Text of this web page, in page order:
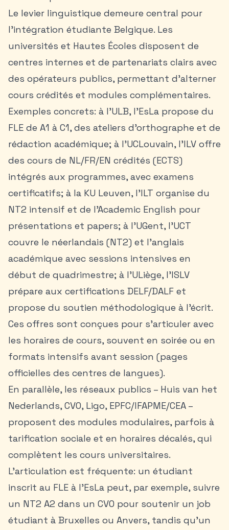
Le levier linguistique demeure central pour
l’intégration étudiante Belgique. Les
universités et Hautes Écoles disposent de
centres internes et de partenariats clairs avec
des opérateurs publics, permettant d’alterner
cours crédités et modules complémentaires.
Exemples concrets: à l’ULB, l’EsLa propose du
FLE de A1 à C1, des ateliers d’orthographe et de
rédaction académique; à l’UCLouvain, l’ILV offre
des cours de NL/FR/EN crédités (ECTS)
intégrés aux programmes, avec examens
certificatifs; à la KU Leuven, l’ILT organise du
NT2 intensif et de l’Academic English pour
présentations et papers; à l’UGent, l’UCT
couvre le néerlandais (NT2) et l’anglais
académique avec sessions intensives en
début de quadrimestre; à l’ULiège, l’ISLV
prépare aux certifications DELF/DALF et
propose du soutien méthodologique à l’écrit.
Ces offres sont conçues pour s’articuler avec
les horaires de cours, souvent en soirée ou en
formats intensifs avant session (pages
officielles des centres de langues).
En parallèle, les réseaux publics – Huis van het
Nederlands, CVO, Ligo, EPFC/IFAPME/CEA –
proposent des modules modulaires, parfois à
tarification sociale et en horaires décalés, qui
complètent les cours universitaires.
L’articulation est fréquente: un étudiant
inscrit au FLE à l’EsLa peut, par exemple, suivre
un NT2 A2 dans un CVO pour soutenir un job
étudiant à Bruxelles ou Anvers, tandis qu’un